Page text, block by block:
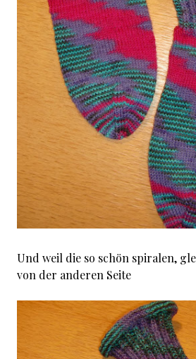
Und weil die so schön spiralen,
von der anderen Seite